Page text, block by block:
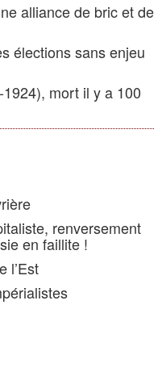
alliance de bric et de
élections sans enjeu
mort il y a 100
renversement
en faillite !
l’Est